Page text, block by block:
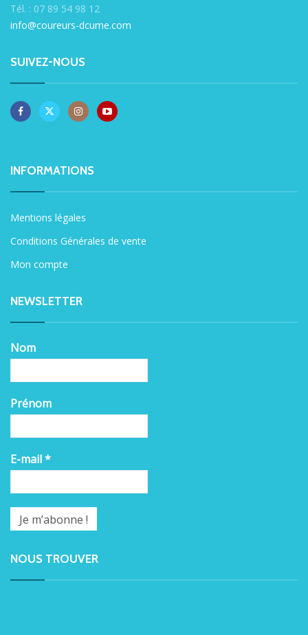
Tél. : 07 89 54 98 12
info@coureurs-dcume.com
SUIVEZ-NOUS
INFORMATIONS
Mentions légales
Conditions Générales de vente
Mon compte
NEWSLETTER
Nom
Prénom
E-mail*
NOUS TROUVER